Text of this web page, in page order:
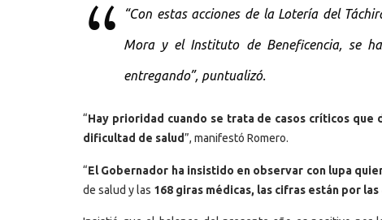
“Con estas acciones de la Lotería del
Mora y el Instituto de Beneficencia, se
entregando”, puntualizó.
“Hay prioridad cuando se trata de casos críticos
dificultad de salud”, manifestó Romero.
“El Gobernador ha insistido en observar con lupa
de salud y las 168 giras médicas, las cifras están por